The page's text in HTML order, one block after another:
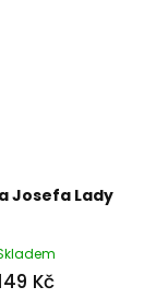
Josefa Lady
Kč